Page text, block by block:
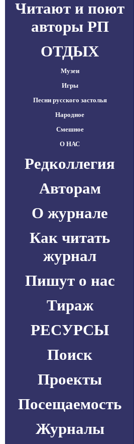
Читают и поют
авторы РП
ОТДЫХ
Музеи
Игры
Песни русского застолья
Народное
Смешное
О НАС
Редколлегия
Авторам
О журнале
Как читать
журнал
Пишут о нас
Тираж
РЕСУРСЫ
Поиск
Проекты
Посещаемость
Журналы